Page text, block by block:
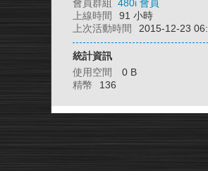
會員群組 480i 會員
上線時間
91 小時
上次活動時間
2015-12-23
統計資訊
使用空間
0 B
精幣
136